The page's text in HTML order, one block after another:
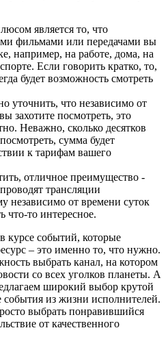
является то, что
фильмами или передачами вы
например, на работе, дома, на
Если говорить кратко, то,
будет возможность смотреть
уточнить, что независимо от
захотите посмотреть, это
Неважно, сколько десятков
сумма будет
к тарифам вашего
отличное преимущество -
трансляции
независимо от времени суток
что-то интересное.
курсе событий, которые
– это именно то, что нужно.
выбрать канал, на котором
со всех уголков планеты. А
широкий выбор крутой
из жизни исполнителей.
выбрать понравившийся
от качественного